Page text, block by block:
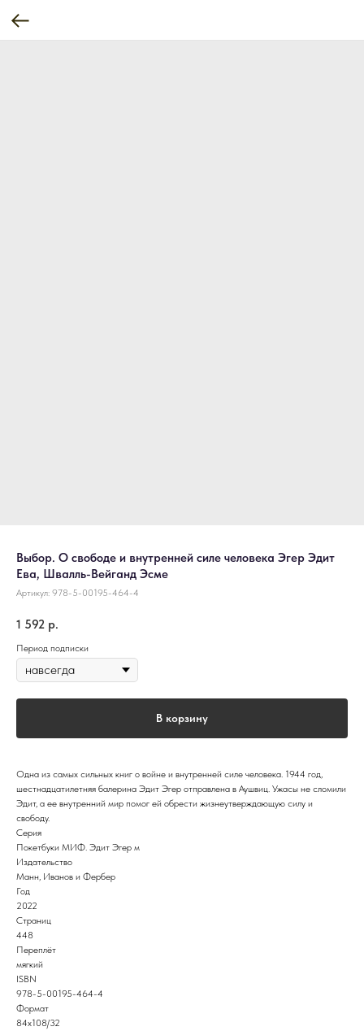
Выбор. О свободе и внутренней силе человека Эгер Эдит
Ева, Швалль-Вейганд Эсме
Артикул: 978-5-00195-464-4
1 592 р.
Период подписки
В корзину
Одна из самых сильных книг о войне и внутренней силе человека. 1944 год,
шестнадцатилетняя балерина Эдит Эгер отправлена в Аушвиц. Ужасы не сломили
Эдит, а ее внутренний мир помог ей обрести жизнеутверждающую силу и
свободу.
Серия
Покетбуки МИФ. Эдит Эгер м
Издательство
Манн, Иванов и Фербер
Год
2022
Страниц
448
Переплёт
мягкий
ISBN
978-5-00195-464-4
Формат
84x108/32